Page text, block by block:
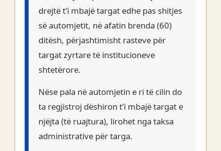
drejtë t’i mbajë targat edhe pas shitjes
së automjetit, në afatin brenda (60)
ditësh, përjashtimisht rasteve për
targat zyrtare të institucioneve
shtetërore.
Nëse pala në automjetin e ri të cilin do
ta regjistroj dëshiron t’i mbajë targat e
njëjta (të ruajtura), lirohet nga taksa
administrative për targa.